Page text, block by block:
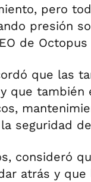
pero
presión
de
que las
que también
seguridad
consideró
atrás y